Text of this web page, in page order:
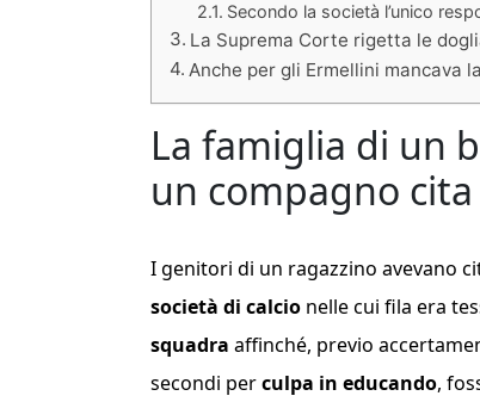
Secondo la società l’unico
La Suprema Corte rigetta le
Anche per gli Ermellini mancava
La famiglia di un
un compagno
I genitori di un ragazzino avevano
società di calcio nelle cui fila era
squadra affinché, previo
secondi perculpa in educando,